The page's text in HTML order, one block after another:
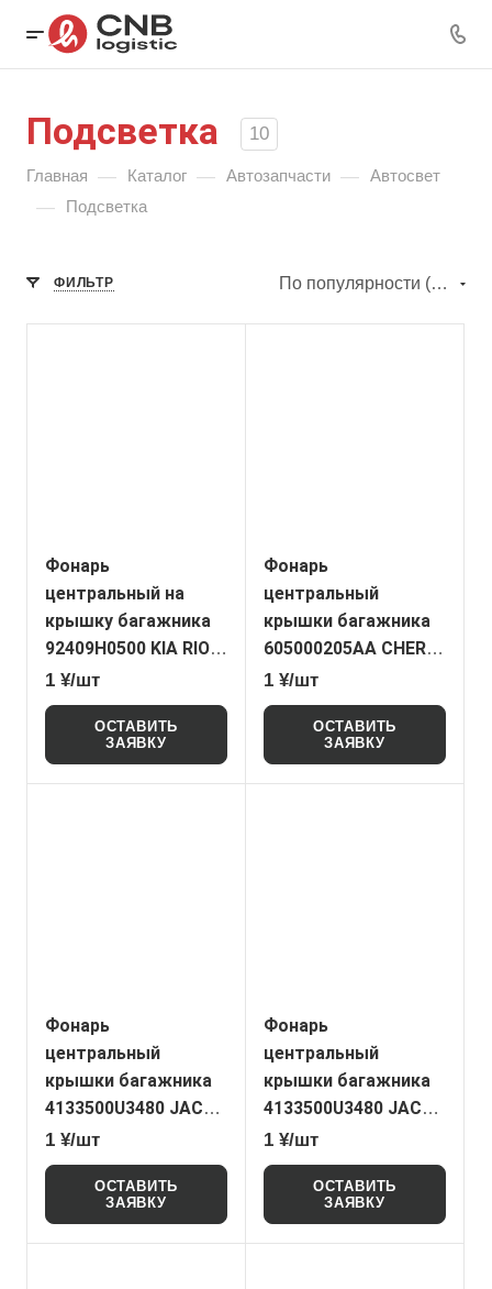
Подсветка 10
Главная — Каталог — Автозапчасти — Автосвет
— Подсветка
ФИЛЬТР По популярности (убывание)
Фонарь
центральный на
крышку багажника
92409H0500 KIA RIO
(NoName)
1 ¥/шт
ОСТАВИТЬ
ЗАЯВКУ
Фонарь
центральный
крышки багажника
605000205AA CHERY
TIGGO 7 PRO
(NoName)
1 ¥/шт
ОСТАВИТЬ
ЗАЯВКУ
Фонарь
центральный
крышки багажника
4133500U3480 JAC
JS4 (original)
1 ¥/шт
ОСТАВИТЬ
ЗАЯВКУ
Фонарь
центральный
крышки багажника
4133500U3480 JAC
JS4 (NoName)
1 ¥/шт
ОСТАВИТЬ
ЗАЯВКУ